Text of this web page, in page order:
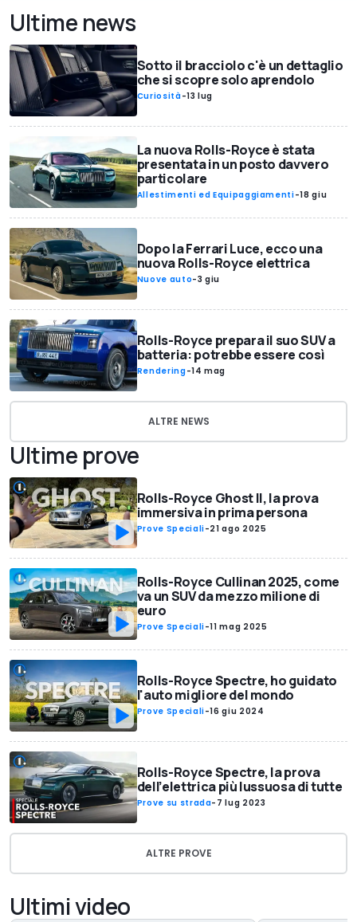
Ultime news
Sotto il bracciolo c'è un dettaglio
che si scopre solo aprendolo
Curiosità-13 lug
La nuova Rolls-Royce è stata
presentata in un posto davvero
particolare
Allestimenti ed Equipaggiamenti-18 giu
Dopo la Ferrari Luce, ecco una
nuova Rolls-Royce elettrica
Nuove auto-3 giu
Rolls-Royce prepara il suo SUV a
batteria: potrebbe essere così
Rendering-14 mag
ALTRE NEWS
Ultime prove
Rolls-Royce Ghost II, la prova
immersiva in prima persona
Prove Speciali-21 ago 2025
Rolls-Royce Cullinan 2025, come
va un SUV da mezzo milione di
euro
Prove Speciali-11 mag 2025
Rolls-Royce Spectre, ho guidato
l'auto migliore del mondo
Prove Speciali-16 giu 2024
Rolls-Royce Spectre, la prova
dell’elettrica più lussuosa di tutte
Prove su strada- 7 lug 2023
ALTRE PROVE
Ultimi video